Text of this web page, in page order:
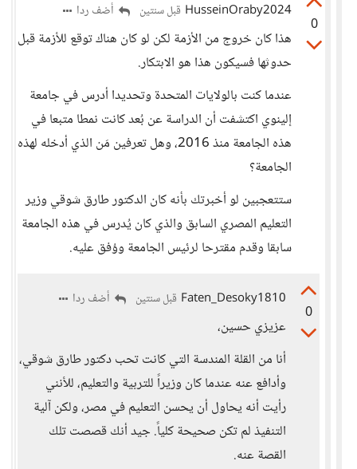
0
HusseinOraby2024 قبل سنتين أضف ردا
هذا كان خروج من الأزمة لكن لو كان هناك توقع للأزمة قبل
حدوثها فسيكون هذا هو الابتكار.
عندما كنت بالولايات المتحدة وتحديدا أدرس في جامعة
إلينوي اكتشفت أن الدراسة عن بُعد كانت نمطا متبعا في
هذه الجامعة منذ 2016، وهل تعرفين مَن الذي أدخله لهذه
الجامعة؟
ستتعجبين لو أخبرتك بأنه كان الدكتور طارق شوقي وزير
التعليم المصري السابق والذي كان يُدرس في هذه الجامعة
سابقا وقدم مقترحا لرئيس الجامعة ووُفق عليه.
0
Faten_Desoky1810 قبل سنتين أضف ردا
عزيزي حسين،
أنا من القلة المندسة التي كانت تحب دكتور طارق شوقي،
وأدافع عنه عندما كان وزيراً للتربية والتعليم، للأنني
رأيت أنه يحاول أن يحسن التعليم في مصر، ولكن آلية
التنفيذ لم تكن صحيحة كلياً. جيد أنك قصصت تلك
القصة عنه.